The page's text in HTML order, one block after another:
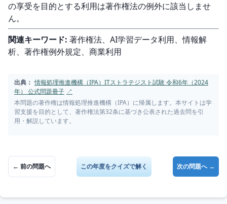
の享受を目的とする利用は著作権法の例外に該当しませ
ん。
関連キーワード: 著作権法、AI学習データ利用、情報解
析、著作権例外規定、商業利用
出典： 情報処理推進機構（IPA）ITストラテジスト試験 令和6年（2024
年） 公式問題冊子 ↗
本問題の著作権は情報処理推進機構（IPA）に帰属します。本サイトは学
習支援を目的として、著作権法第32条に基づき公表された過去問を引
用・解説しています。
← 前の問題へ この年度をクイズで解く 次の問題へ →